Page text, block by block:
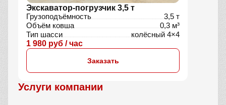
Экскаватор-погрузчик 3,5 т
Грузоподъёмность
3,5 т
Объём ковша
0,3 м³
Тип шасси
колёсный 4×4
1 980 руб / час
Заказать
Услуги компании